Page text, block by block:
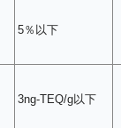
5％以下
3ng-TEQ/g以下